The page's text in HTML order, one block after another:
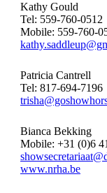
Kathy Gould
Tel: 559-760-0512
Mobile: 559-760-
Patricia Cantrell
Tel: 817-694-7196
Bianca Bekking
Mobile: +31 (0)6
www.nrha.be